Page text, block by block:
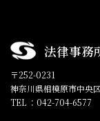
法律事務
〒252-0231
神奈川県相模原市中央
TEL ：042-704-6577